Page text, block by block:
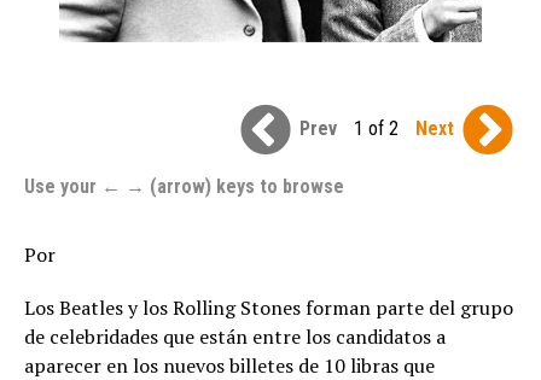
Prev 1 of 2 Next
Use your ← → (arrow) keys to browse
Por
Los Beatles y los Rolling Stones forman parte del grupo
de celebridades que están entre los candidatos a
aparecer en los nuevos billetes de 10 libras que